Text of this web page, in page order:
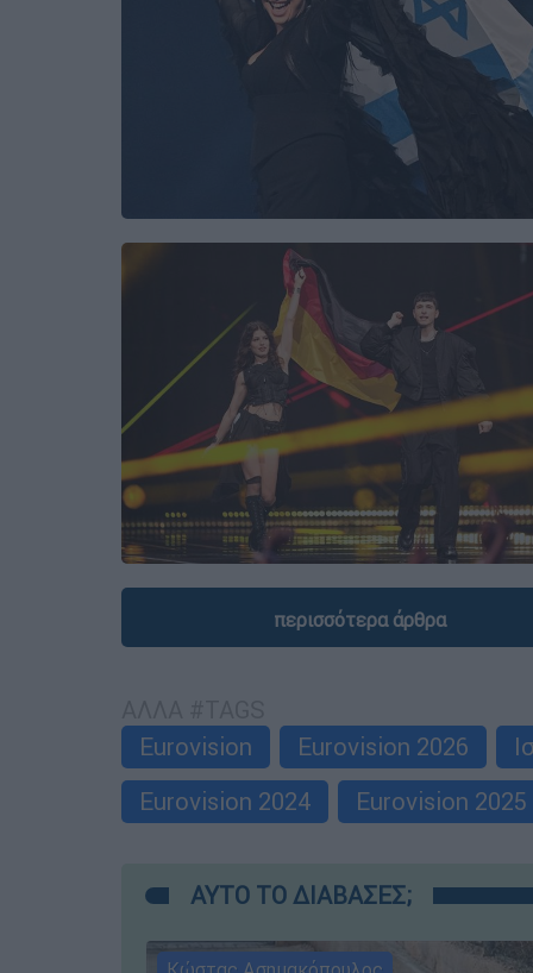
περισσότερα άρθρα
Eurovision
Eurovision 2026
Eurovision 2024
Eurovision 2025
ΑΥΤΟ ΤΟ ΔΙΑΒΑΣΕΣ;